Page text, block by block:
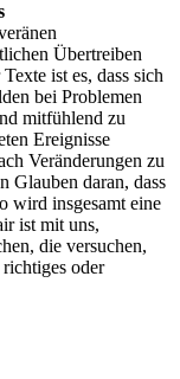
Übertreiben
ist es, dass sich
bei Problemen
mitfühlend zu
Ereignisse
Veränderungen zu
Glauben daran, dass
wird insgesamt eine
ist mit uns,
die versuchen,
oder